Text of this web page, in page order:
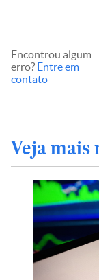
Encontrou algum
erro? Entre em
contato
Veja mais